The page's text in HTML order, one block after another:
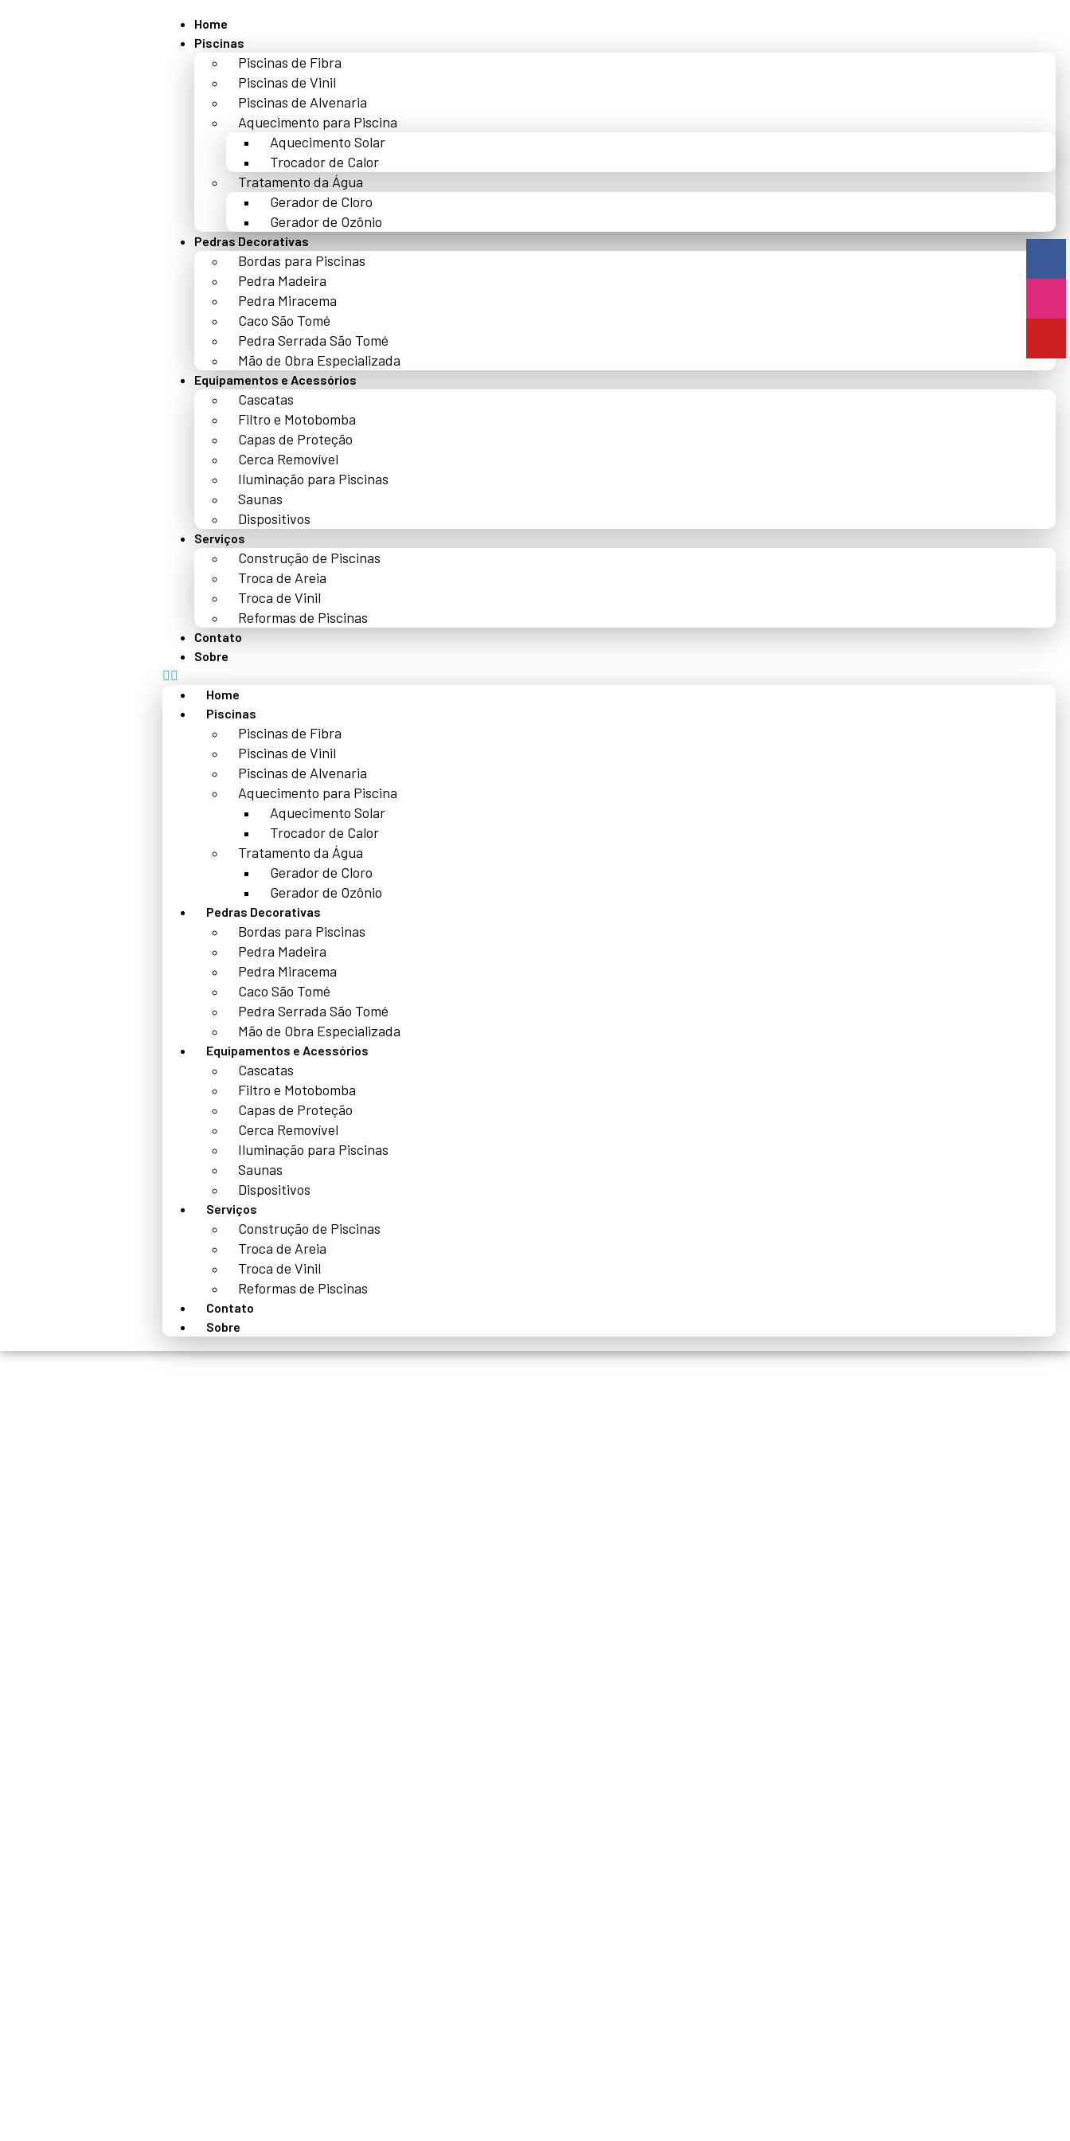
Home
Piscinas
Piscinas de Fibra
Piscinas de Vinil
Piscinas de Alvenaria
Aquecimento para Piscina
Aquecimento Solar
Trocador de Calor
Tratamento da Água
Gerador de Cloro
Gerador de Ozônio
Pedras Decorativas
Bordas para Piscinas
Pedra Madeira
Pedra Miracema
Caco São Tomé
Pedra Serrada São Tomé
Mão de Obra Especializada
Equipamentos e Acessórios
Cascatas
Filtro e Motobomba
Capas de Proteção
Cerca Removível
Iluminação para Piscinas
Saunas
Dispositivos
Serviços
Construção de Piscinas
Troca de Areia
Troca de Vinil
Reformas de Piscinas
Contato
Sobre
Home
Piscinas
Piscinas de Fibra
Piscinas de Vinil
Piscinas de Alvenaria
Aquecimento para Piscina
Aquecimento Solar
Trocador de Calor
Tratamento da Água
Gerador de Cloro
Gerador de Ozônio
Pedras Decorativas
Bordas para Piscinas
Pedra Madeira
Pedra Miracema
Caco São Tomé
Pedra Serrada São Tomé
Mão de Obra Especializada
Equipamentos e Acessórios
Cascatas
Filtro e Motobomba
Capas de Proteção
Cerca Removível
Iluminação para Piscinas
Saunas
Dispositivos
Serviços
Construção de Piscinas
Troca de Areia
Troca de Vinil
Reformas de Piscinas
Contato
Sobre